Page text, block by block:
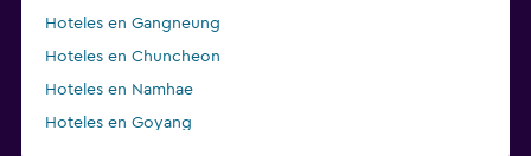
Hoteles en Gangneung
Hoteles en Chuncheon
Hoteles en Namhae
Hoteles en Goyang